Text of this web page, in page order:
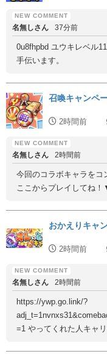
名無しさん 37分前
0u8fhpbd ユウキレベル
手伝います。
召喚キャンペ
2時間前
名無しさん 2時間前
今回のコラボキャラを
ここからプレイしてね
おかえりキャ
2時間前
名無しさん 2時間前
https://ywp.go.link/?
=1 やってくれた人キャリ